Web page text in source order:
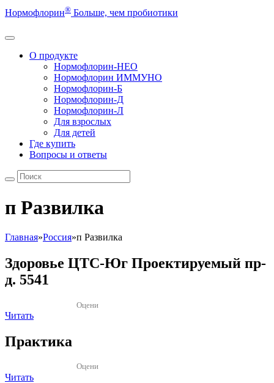
Нормофлорин® Больше, чем пробиотики
О продукте
Нормофлорин-НЕО
Нормофлорин ИММУНО
Нормофлорин-Б
Нормофлорин-Д
Нормофлорин-Л
Для взрослых
Для детей
Где купить
Вопросы и ответы
п Развилка
Главная»Россия»п Развилка
Здоровье ЦТС-Юг Проектируемый пр-
д. 5541
Оцени
Читать
Практика
Оцени
Читать